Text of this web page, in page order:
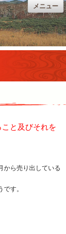
メニュー
こと及びそれを
から売り出している
す。